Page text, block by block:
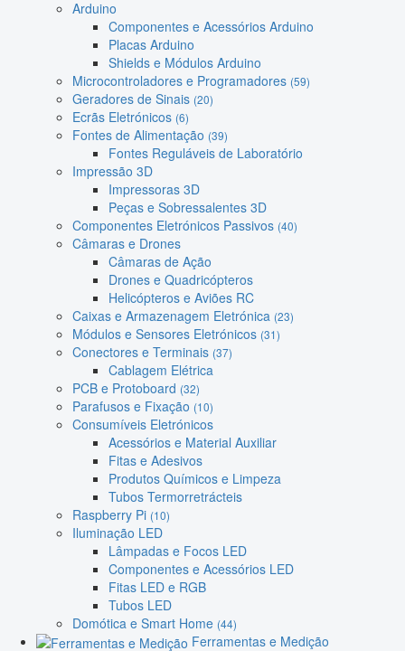
Arduino
Componentes e Acessórios Arduino
Placas Arduino
Shields e Módulos Arduino
Microcontroladores e Programadores (59)
Geradores de Sinais (20)
Ecrãs Eletrónicos (6)
Fontes de Alimentação (39)
Fontes Reguláveis de Laboratório
Impressão 3D
Impressoras 3D
Peças e Sobressalentes 3D
Componentes Eletrónicos Passivos (40)
Câmaras e Drones
Câmaras de Ação
Drones e Quadricópteros
Helicópteros e Aviões RC
Caixas e Armazenagem Eletrónica (23)
Módulos e Sensores Eletrónicos (31)
Conectores e Terminais (37)
Cablagem Elétrica
PCB e Protoboard (32)
Parafusos e Fixação (10)
Consumíveis Eletrónicos
Acessórios e Material Auxiliar
Fitas e Adesivos
Produtos Químicos e Limpeza
Tubos Termorretrácteis
Raspberry Pi (10)
Iluminação LED
Lâmpadas e Focos LED
Componentes e Acessórios LED
Fitas LED e RGB
Tubos LED
Domótica e Smart Home (44)
Ferramentas e Medição